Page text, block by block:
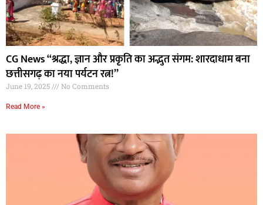
CG News “श्रद्धा, ज्ञान और प्रकृति का अद्भुत संगम: शारदाधाम बना
छत्तीसगढ़ का नया पर्यटन रत्न!”
June 19, 2025 No Comments
Read More »